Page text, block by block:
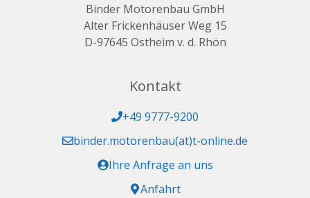
Binder Motorenbau GmbH
Alter Frickenhäuser Weg 15
D-97645 Ostheim v. d. Rhön
Kontakt
+49 9777-9200
binder.motorenbau(at)t-online.de
Ihre Anfrage an uns
Anfahrt